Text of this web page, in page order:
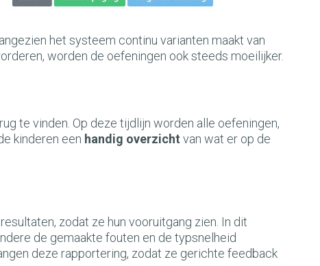
het systeem continu varianten maakt van
worden de oefeningen ook steeds moeilijker.
te vinden. Op deze tijdlijn worden alle oefeningen,
kinderen een handig overzicht van wat er op de
zodat ze hun vooruitgang zien. In dit
de gemaakte fouten en de typsnelheid
deze rapportering, zodat ze gerichte feedback